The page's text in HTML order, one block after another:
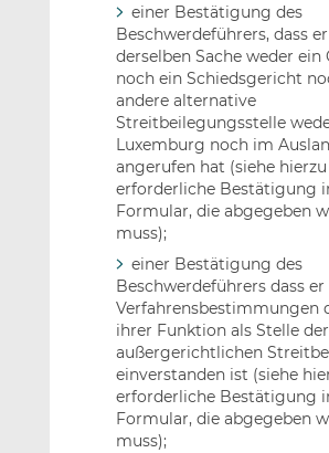
einer Bestätigung des
Beschwerdeführers, dass
derselben Sache weder ein
noch ein Schiedsgericht
andere alternative
Streitbeilegungsstelle
Luxemburg noch im
angerufen hat (siehe
erforderliche Bestätigung
Formular, die abgegeben
muss);
einer Bestätigung des
Beschwerdeführers dass
Verfahrensbestimmungen
ihrer Funktion als Stelle der
außergerichtlichen
einverstanden ist (siehe
erforderliche Bestätigung
Formular, die abgegeben
muss);